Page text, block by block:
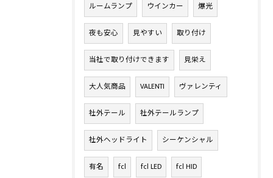
ルームランプ ウインカー 爆光
夜も安心 見やすい 取り付け
当社で取り付けできます 見栄え
大人気商品 VALENTI ヴァレンティ
社外テール 社外テールランプ
社外ヘッドライト シーケンシャル
有名 fcl fcl LED fcl HID